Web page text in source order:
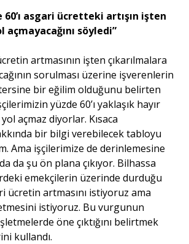
asgari ücretteki artışın işten
açmayacağını söyledi”
artmasının işten çıkarılmalara
sorulması üzerine işverenlerin
bir eğilim olduğunu belirten
yüzde 60’ı yaklaşık hayır
açmaz diyorlar. Kısaca
bir bilgi verebilecek tabloyu
Ama işçilerimize de derinlemesine
da şu ön plana çıkıyor. Bilhassa
emekçilerin üzerinde durduğu
ücretin artmasını istiyoruz ama
istiyoruz. Bu vurgunun
öne çıktığını belirtmek
kullandı.